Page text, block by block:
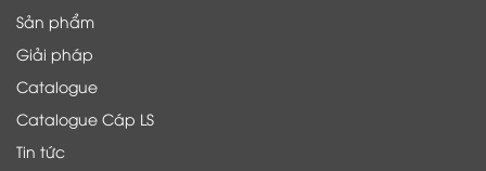
Sản phẩm
Giải pháp
Catalogue
Catalogue Cáp LS
Tin tức